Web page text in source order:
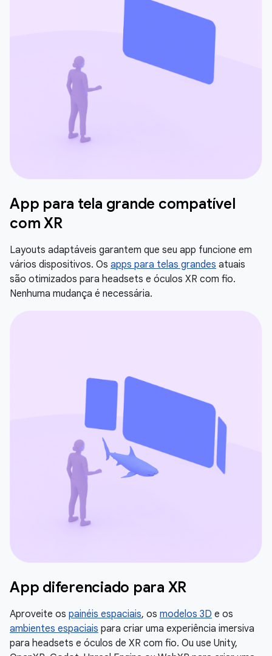
App para tela grande compatível
com XR
Layouts adaptáveis garantem que seu app funcione em
vários dispositivos. Os apps para telas grandes atuais
são otimizados para headsets e óculos XR com fio.
Nenhuma mudança é necessária.
App diferenciado para XR
Aproveite os painéis espaciais, os modelos 3D e os
ambientes espaciais para criar uma experiência imersiva
para headsets e óculos de XR com fio. Ou use Unity,